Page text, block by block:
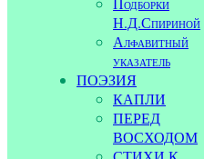
Н.Д.Спириной
Алфавитный
указатель
ПОЭЗИЯ
КАПЛИ
ПЕРЕД
ВОСХОДОМ